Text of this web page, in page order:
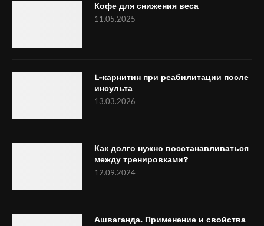
Кофе для снижения веса
11.05.2025
L-карнитин при реабилитации после
инсульта
13.03.2026
Как долго нужно восстанавливаться
между тренировками?
12.09.2024
Ашваганда. Применение и свойства